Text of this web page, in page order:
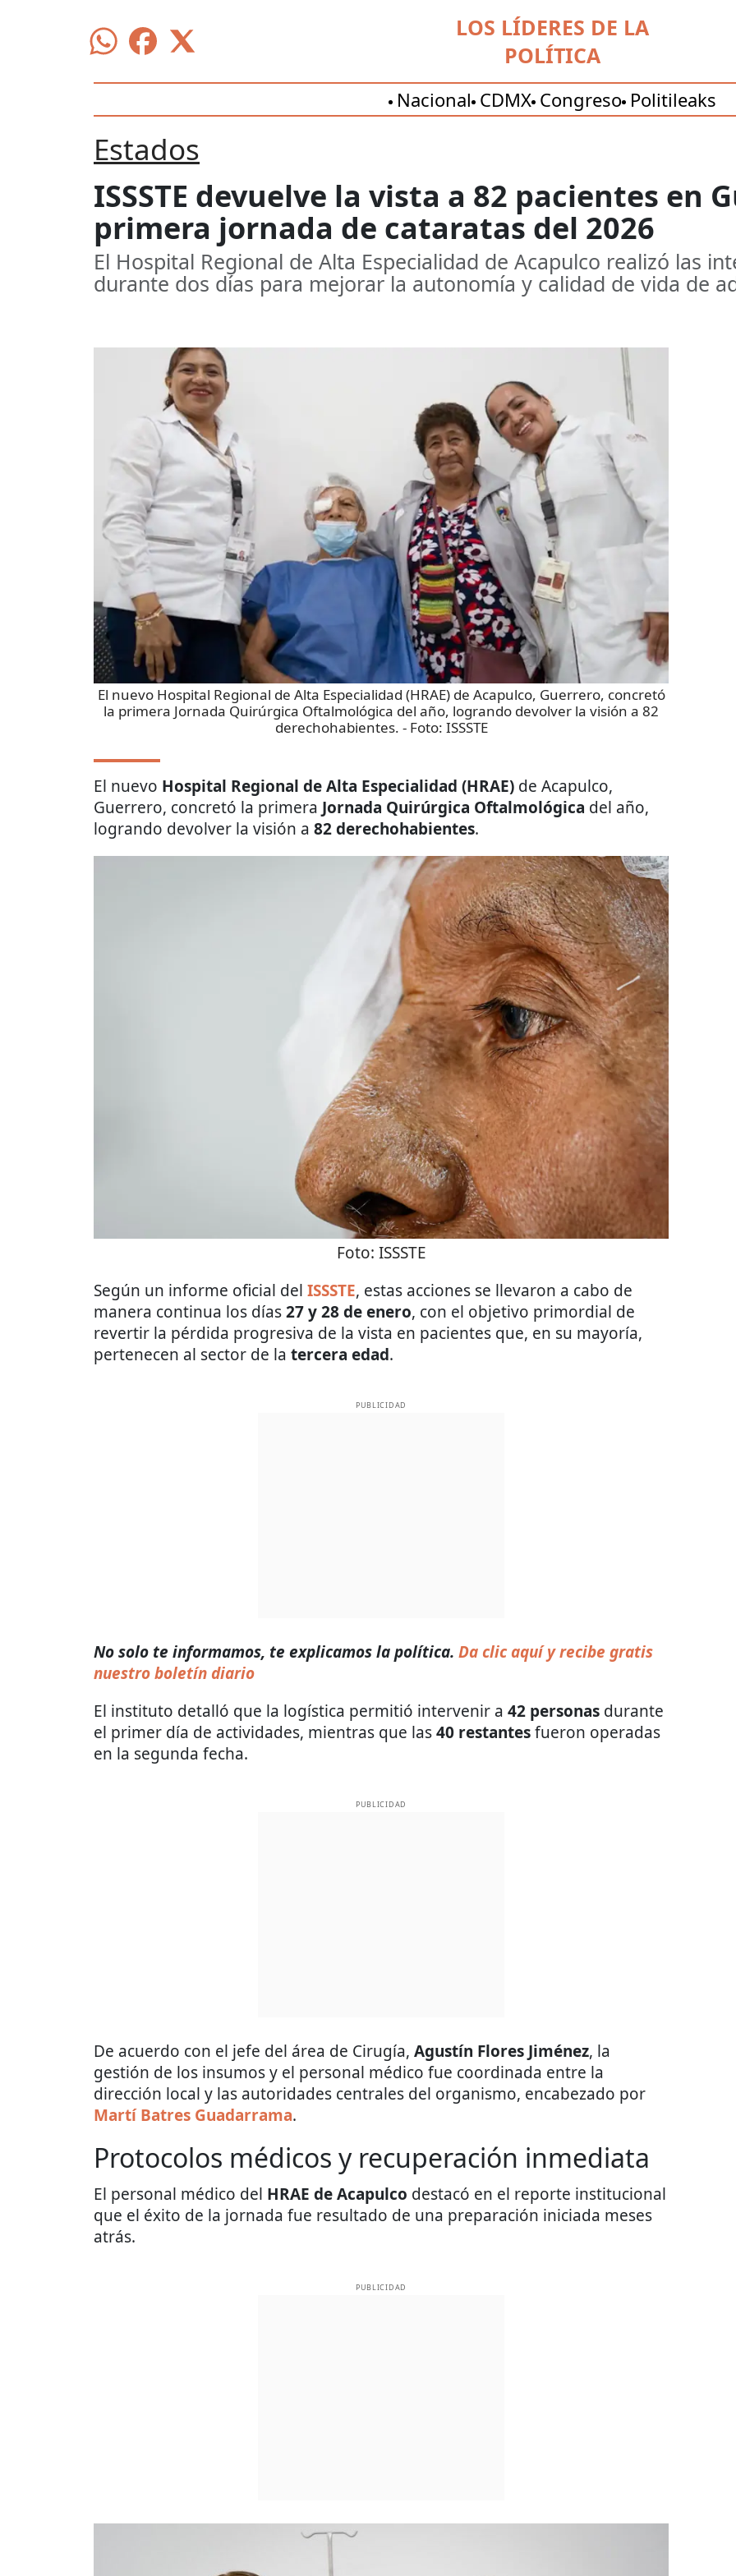
LOS LÍDERES DE LA
POLÍTICA
Nacional CDMX Congreso Politileaks
Estados
ISSSTE devuelve la vista a 82 pacientes en
primera jornada de cataratas del 2026
El Hospital Regional de Alta Especialidad de Acapulco realizó las
durante dos días para mejorar la autonomía y calidad de vida de
El nuevo Hospital Regional de Alta Especialidad (HRAE) de Acapulco, Guerrero, concretó
la primera Jornada Quirúrgica Oftalmológica del año, logrando devolver la visión a 82
derechohabientes. - Foto: ISSSTE
El nuevo Hospital Regional de Alta Especialidad (HRAE) de Acapulco,
Guerrero, concretó la primera Jornada Quirúrgica Oftalmológica del año,
logrando devolver la visión a 82 derechohabientes.
Foto: ISSSTE
Según un informe oficial del ISSSTE, estas acciones se llevaron a cabo de
manera continua los días27 y 28 de enero, con el objetivo primordial de
revertir la pérdida progresiva de la vista en pacientes que, en su mayoría,
pertenecen al sector de la tercera edad.
PUBLICIDAD
No solo te informamos, te explicamos la política. Da clic aquí y recibe gratis
nuestro boletín diario
El instituto detalló que la logística permitió intervenir a 42 personas durante
el primer día de actividades, mientras que las40 restantesfueron operadas
en la segunda fecha.
PUBLICIDAD
De acuerdo con el jefe del área de Cirugía, Agustín Flores Jiménez, la
gestión de los insumos y el personal médico fue coordinada entre la
dirección local y las autoridades centrales del organismo, encabezado por
Martí Batres Guadarrama.
Protocolos médicos y recuperación inmediata
El personal médico del HRAE de Acapulco destacó en el reporte institucional
que el éxito de la jornada fue resultado de una preparación iniciada meses
atrás.
PUBLICIDAD